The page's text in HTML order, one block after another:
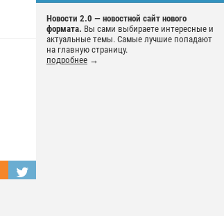
Новости 2.0 — новостной сайт нового
формата. Вы сами выбираете интересные и
актуальные темы. Самые лучшие попадают
на главную страницу.
подробнее →